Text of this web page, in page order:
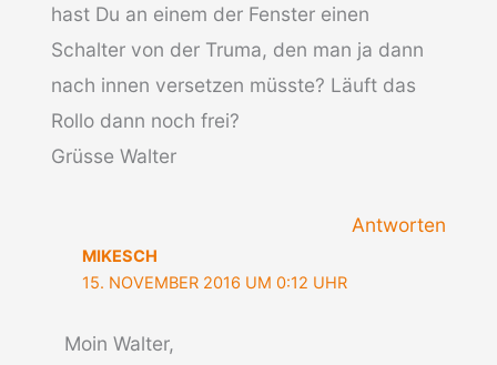
hast Du an einem der Fenster einen
Schalter von der Truma, den man ja dann
nach innen versetzen müsste? Läuft das
Rollo dann noch frei?
Grüsse Walter
Antworten
MIKESCH
15. NOVEMBER 2016 UM 0:12 UHR
Moin Walter,